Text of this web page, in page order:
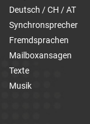
Deutsch / CH / AT
Synchronsprecher
Fremdsprachen
Mailboxansagen
Texte
Musik